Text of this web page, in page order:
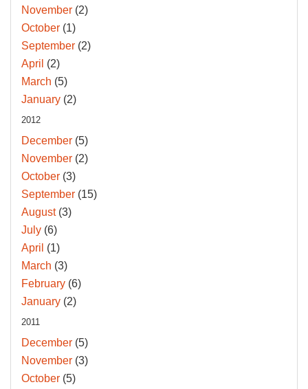
November (2)
October (1)
September (2)
April (2)
March (5)
January (2)
2012
December (5)
November (2)
October (3)
September (15)
August(3)
July (6)
April (1)
March (3)
February (6)
January (2)
2011
December (5)
November (3)
October (5)